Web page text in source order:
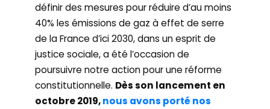
définir des mesures pour réduire d’au moins
40% les émissions de gaz à effet de serre
de la France d’ici 2030, dans un esprit de
justice sociale, a été l’occasion de
poursuivre notre action pour une réforme
constitutionnelle. Dès son lancement en
octobre 2019,nous avons porté nos